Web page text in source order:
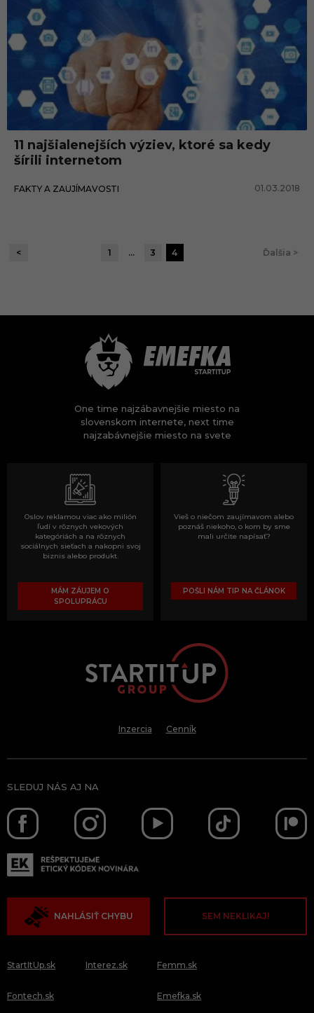
11 najšialenejších výziev, ktoré sa kedy
šírili internetom
FAKTY A ZAUJÍMAVOSTI 01.03.2018
< 1 … 3 4 Ďalšia >
One time najzábavnejšie miesto na
slovenskom internete, next time
najzabávnejšie miesto na svete
Oslov reklamou viac ako milión
ľudí v rôznych vekových
kategóriách a na rôznych
sociálnych sieťach a nakopni svoj
biznis alebo produkt.
MÁM ZÁUJEM O
SPOLUPRÁCU
Vieš o niečom zaujímavom alebo
poznáš niekoho, o kom by sme
mali určite napísať?
POŠLI NÁM TIP NA ČLÁNOK
Inzercia Cenník
SLEDUJ NÁS AJ NA
NAHLÁSIŤ CHYBU SEM NEKLIKAJ!
StartItUp.sk
Fontech.sk
Interez.sk Femm.sk
Emefka.sk